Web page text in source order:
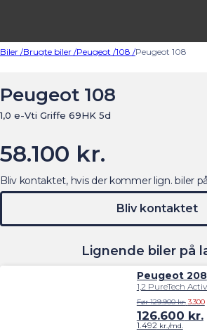
Biler /Brugte biler /Peugeot /108 /Peugeot 108
Peugeot 108
1,0 e-Vti Griffe 69HK 5d
58.100 kr.
Lignende biler på
Peugeot 208
1,2 PureTech
Før 129.900 kr. 3.300
126.600 kr.
1.492kr./md.
Bliv kontaktet, hvis der kommer lign. biler
Bliv kontaktet